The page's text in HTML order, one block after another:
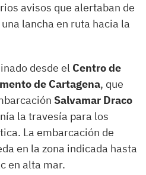
avisos que alertaban de
lancha en ruta hacia la
desde el Centro de
de Cartagena, que
Salvamar Draco
la travesía para los
La embarcación de
en la zona indicada hasta
en alta mar.